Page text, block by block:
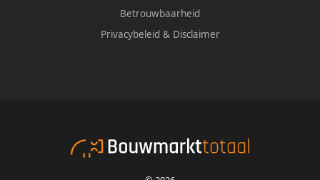
Betrouwbaarheid
Privacybeleid & Disclaimer